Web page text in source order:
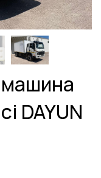
DAYUN